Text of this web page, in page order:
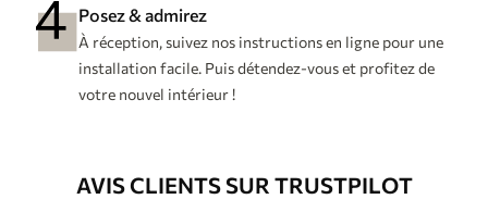
Posez & admirez
À réception, suivez nos instructions en ligne pour une
installation facile. Puis détendez-vous et profitez de
votre nouvel intérieur !
AVIS CLIENTS SUR TRUSTPILOT